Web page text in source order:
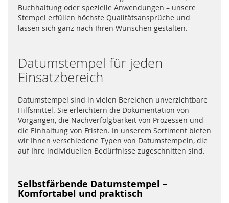
Buchhaltung oder spezielle Anwendungen – unsere
Stempel erfüllen höchste Qualitätsansprüche und
lassen sich ganz nach Ihren Wünschen gestalten.
Datumstempel für jeden
Einsatzbereich
Datumstempel sind in vielen Bereichen unverzichtbare
Hilfsmittel. Sie erleichtern die Dokumentation von
Vorgängen, die Nachverfolgbarkeit von Prozessen und
die Einhaltung von Fristen. In unserem Sortiment bieten
wir Ihnen verschiedene Typen von Datumstempeln, die
auf Ihre individuellen Bedürfnisse zugeschnitten sind.
Selbstfärbende Datumstempel –
Komfortabel und praktisch